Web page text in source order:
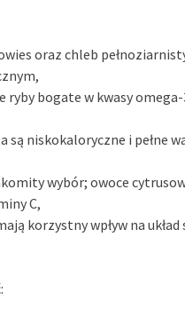
oraz chleb
ryby bogate w kwasy
są niskokaloryczne i pełne
wybór; owoce
C,
korzystny wpływ na układ